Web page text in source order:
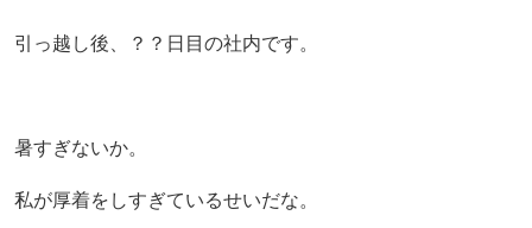
引っ越し後、？？日目の社内です。
暑すぎないか。
私が厚着をしすぎているせいだな。